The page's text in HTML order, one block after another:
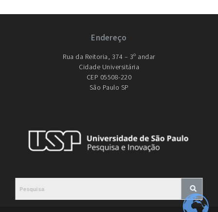
Endereço
Rua da Reitoria, 374 – 3º andar
Cidade Universitária
CEP 05508-220
São Paulo SP